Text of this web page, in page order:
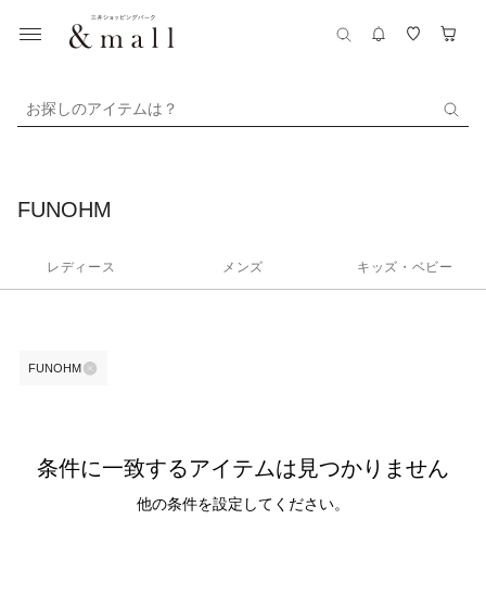
お探しのアイテムは？
FUNOHM
レディース メンズ キッズ・ベビー
FUNOHM
条件に一致するアイテムは見つかりません
他の条件を設定してください。